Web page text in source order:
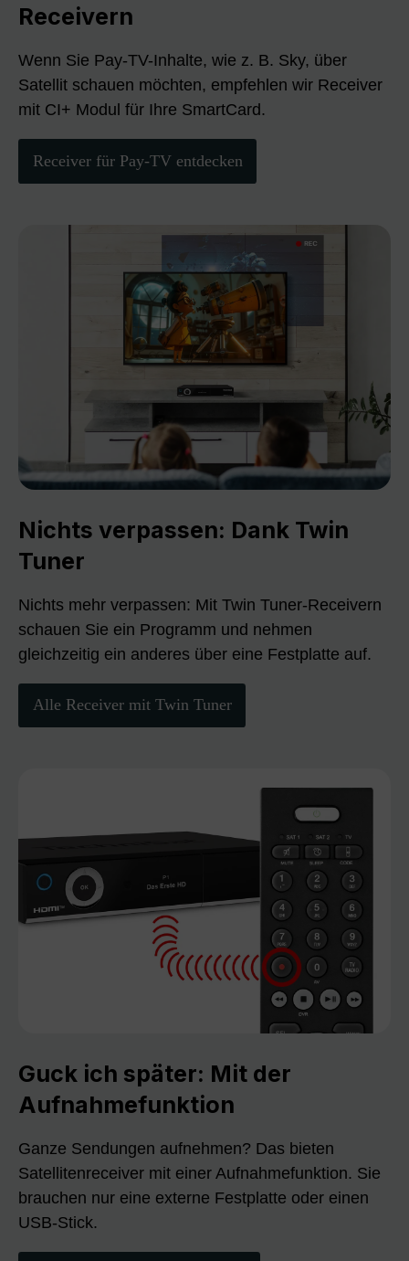
Receivern
Wenn Sie Pay-TV-Inhalte, wie z. B. Sky, über
Satellit schauen möchten, empfehlen wir Receiver
mit CI+ Modul für Ihre SmartCard.
Receiver für Pay-TV entdecken
Nichts verpassen: Dank Twin
Tuner
Nichts mehr verpassen: Mit Twin Tuner-Receivern
schauen Sie ein Programm und nehmen
gleichzeitig ein anderes über eine Festplatte auf.
Alle Receiver mit Twin Tuner
Guck ich später: Mit der
Aufnahmefunktion
Ganze Sendungen aufnehmen? Das bieten
Satellitenreceiver mit einer Aufnahmefunktion. Sie
brauchen nur eine externe Festplatte oder einen
USB-Stick.